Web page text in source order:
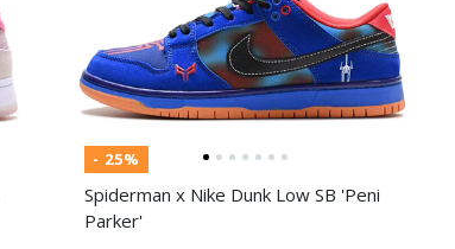
- 25%
Spiderman x Nike Dunk Low SB 'Peni
Parker'